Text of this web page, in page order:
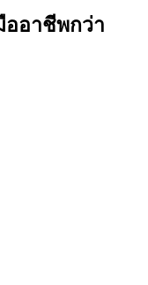
ออาชีพกว่า